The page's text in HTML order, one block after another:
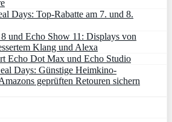
Days: Top-Rabatte am 7. und 8.
und Echo Show 11: Displays von
Klang und Alexa
Echo Dot Max und Echo Studio
Days: Günstige Heimkino-
geprüften Retouren sichern